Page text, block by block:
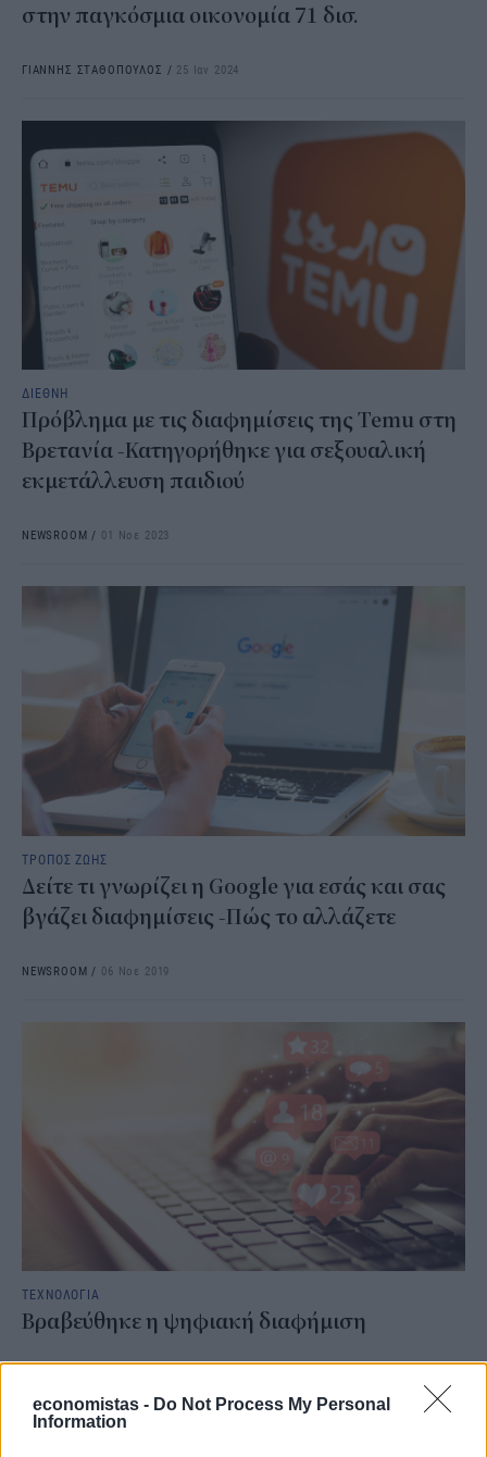
economistas - Do Not Process My Personal
Information
στην παγκόσμια οικονομία 71 δισ.
ΓΙΑΝΝΗΣ ΣΤΑΘΟΠΟΥΛΟΣ / 25 Ιαν 2024
ΔΙΕΘΝΗ
Πρόβλημα με τις διαφημίσεις της Temu στη
Βρετανία -Κατηγορήθηκε για σεξουαλική
εκμετάλλευση παιδιού
NEWSROOM / 01 Νοε 2023
ΤΡΟΠΟΣ ΖΩΗΣ
Δείτε τι γνωρίζει η Google για εσάς και σας
βγάζει διαφημίσεις -Πώς το αλλάζετε
NEWSROOM / 06 Νοε 2019
ΤΕΧΝΟΛΟΓΙΑ
Βραβεύθηκε η ψηφιακή διαφήμιση